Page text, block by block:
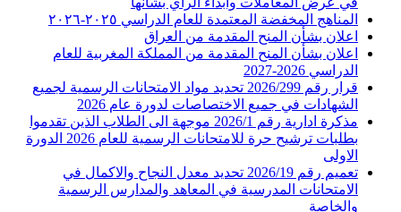
المناهج المخفضة المعتمدة للعام الدراسي ٢٠٢٥-٢٠٢٦
اعلان بشأن المنح المقدمة من العراق
اعلان بشأن المنح المقدمة من المملكة المغربية للعام
الدراسي 2026-2027
قرار رقم 2026/299 تحديد مواد الامتحانات الرسمية لجميع
الشهادات في جميع الاختصاصات لدورة عام 2026
مذكرة ادارية رقم 2026/1 موجهة الى الطلاب الذين تقدموا
بطلبات ترشيح حرة للامتحانات الرسمية للعام 2026 الدورة
الاولى
تعميم رقم 2026/19 تحديد معدل النجاح والاكمال في
الامتحانات المدرسية في المعاهد والمدارس الرسمية
والخاصة